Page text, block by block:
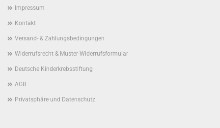
Impressum
Kontakt
Versand- & Zahlungsbedingungen
Widerrufsrecht & Muster-Widerrufsformular
Deutsche Kinderkrebsstiftung
AGB
Privatsphäre und Datenschutz